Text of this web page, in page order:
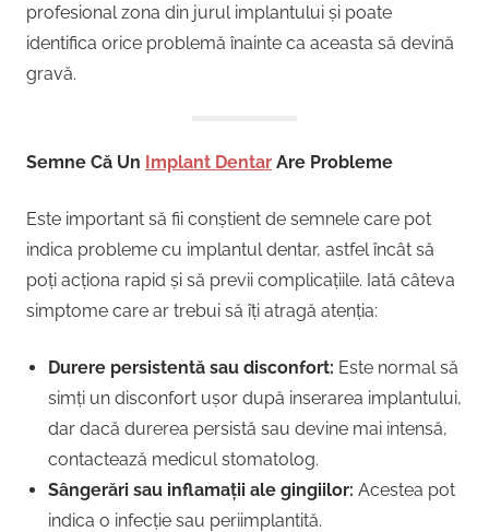
profesional zona din jurul implantului și poate
identifica orice problemă înainte ca aceasta să devină
gravă.
Semne Că Un Implant Dentar Are Probleme
Este important să fii conștient de semnele care pot
indica probleme cu implantul dentar, astfel încât să
poți acționa rapid și să previi complicațiile. Iată câteva
simptome care ar trebui să îți atragă atenția:
Durere persistentă sau disconfort: Este normal să
simți un disconfort ușor după inserarea implantului,
dar dacă durerea persistă sau devine mai intensă,
contactează medicul stomatolog.
Sângerări sau inflamații ale gingiilor: Acestea pot
indica o infecție sau periimplantită.